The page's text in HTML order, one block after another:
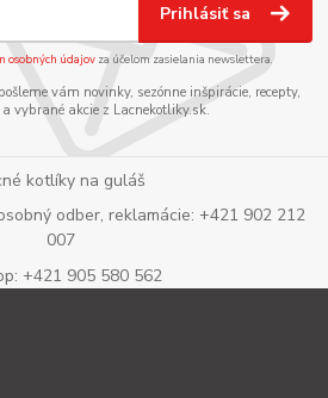
Prihlásiť sa
osobných údajov za účelom zasielania newslettera.
vám novinky, sezónne inšpirácie, recepty,
vybrané akcie z Lacnekotliky.sk.
kotlíky na guláš
odber, reklamácie: +421 902 212
007
+421 905 580 562